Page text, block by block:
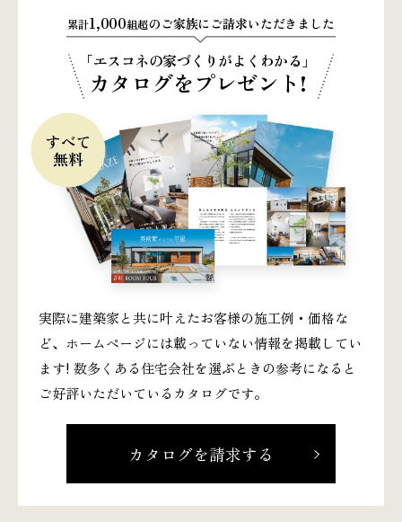
累計1,000組超のご家族にご請求いただきました
「エスコネの家づくりがよくわかる」
カタログをプレゼント!
実際に建築家と共に叶えたお客様の施工例・価格な
ど、ホームページには載っていない情報を掲載してい
ます! 数多くある住宅会社を選ぶときの参考になると
ご好評いただいているカタログです。
カタログを請求する